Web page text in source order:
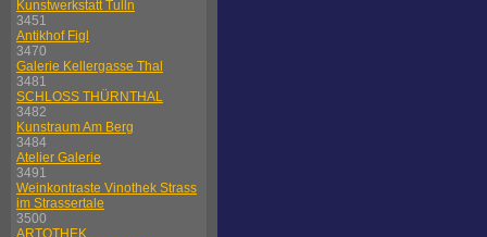
Kunstwerkstatt Tulln
3451
Antikhof Figl
3470
Galerie Kellergasse Thal
3481
SCHLOSS THÜRNTHAL
3482
Kunstraum Am Berg
3484
Atelier Galerie
3491
Weinkontraste Vinothek Strass
im Strassertale
3500
ARTOTHEK